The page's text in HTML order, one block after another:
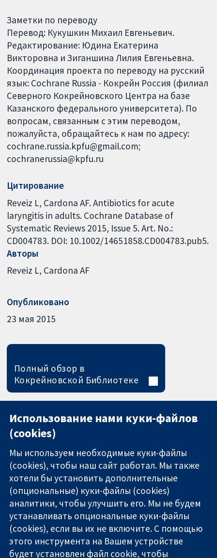
Заметки по переводу
Перевод: Кукушкин Михаил Евгеньевич.
Редактирование: Юдина Екатерина
Викторовна и Зиганшина Лилия Евгеньевна.
Координация проекта по переводу на русский
язык: Cochrane Russia - Кокрейн Россия (филиал
Северного Кокрейновского Центра на базе
Казанского федерального университета). По
вопросам, связанным с этим переводом,
пожалуйста, обращайтесь к нам по адресу:
cochrane.russia.kpfu@gmail.com;
cochranerussia@kpfu.ru
Цитирование
Reveiz L, Cardona AF. Antibiotics for acute
laryngitis in adults. Cochrane Database of
Systematic Reviews 2015, Issue 5. Art. No.:
CD004783. DOI: 10.1002/14651858.CD004783.pub5.
Авторы
Reveiz L Cardona AF
Опубликовано
23 мая 2015
Полный обзор в
Кокрейновской Библиотеке
Надёжные
доказательства
Информированные
11-13 Cavendish
Square
London
W1G 0AN
United Kingdom
Связаться с
нами
Новости
Пресс-
служба
Использование нами куки-файлов
(cookies)
Мы используем необходимые куки-файлы
(cookies), чтобы наш сайт работал. Мы также
хотели бы установить дополнительные
(опциональные) куки-файлы (cookies)
аналитики, чтобы улучшить его. Мы не будем
устанавливать опциональные куки-файлы
(cookies), если вы их не включите. С помощью
этого инструмента на Вашем устройстве
будет установлен файл cookie, чтобы